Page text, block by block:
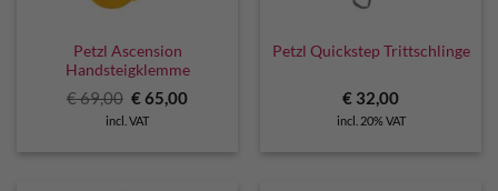
Petzl Ascension
Handsteigklemme
€69,00 Original
price
was:
€65,00Current
incl. VAT
Petzl Quickstep Trittschlinge
€ 32,00
incl. 20% VAT